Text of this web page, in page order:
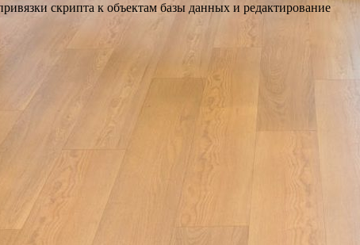
скрипта к объектам базы данных и редактирование